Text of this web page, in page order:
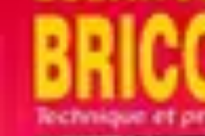
Plomberie Parisienne
Matériaux et
Équipements
Plombiers Didacticiels
Plomberie Parisienne